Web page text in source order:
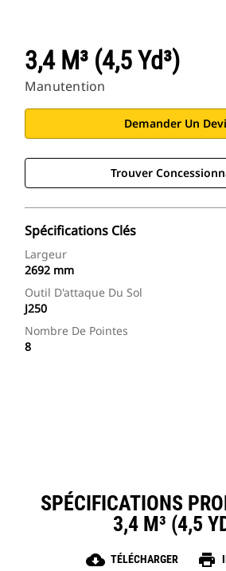
3,4 M³ (4,5 Yd³)
Manutention
Demander Un
Trouver
Spécifications Clés
Largeur
2692 mm
Outil D'attaque Du Sol
J250
Nombre De Pointes
8
SPÉCIFICATIONS
3,4 M³ (4,5
cloud_download TÉLÉCHARGER print